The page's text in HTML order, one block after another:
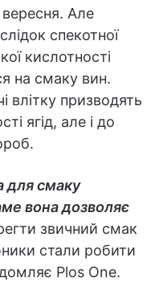
Але
спекотної
кислотності
на смаку вин.
влітку призводять
ягід, але і до
для смаку
вона дозволяє
звичний смак
стали робити
Plos One.